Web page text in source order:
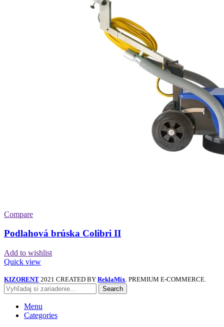
Compare
Podlahová brúska Colibri II
Add to wishlist
Quick view
KIZORENT 2021 CREATED BY ReklaMix . PREMIUM E-COMMERCE.
Search
Menu
Categories